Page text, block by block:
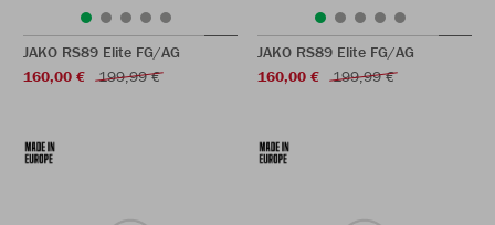
JAKO RS89 Elite FG/AG
160,00 €
199,99 €
JAKO RS89 Elite FG/AG
160,00 €
199,99 €